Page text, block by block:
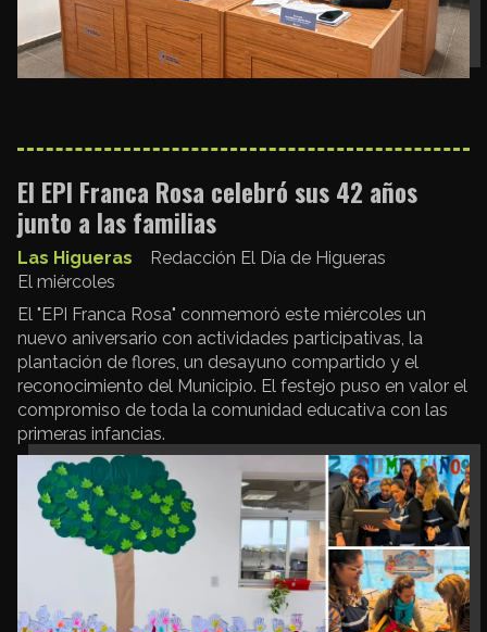
El EPI Franca Rosa celebró sus 42 años
junto a las familias
Redacción El Día de Higueras
Las Higueras
El miércoles
El "EPI Franca Rosa" conmemoró este miércoles un
nuevo aniversario con actividades participativas, la
plantación de flores, un desayuno compartido y el
reconocimiento del Municipio. El festejo puso en valor el
compromiso de toda la comunidad educativa con las
primeras infancias.